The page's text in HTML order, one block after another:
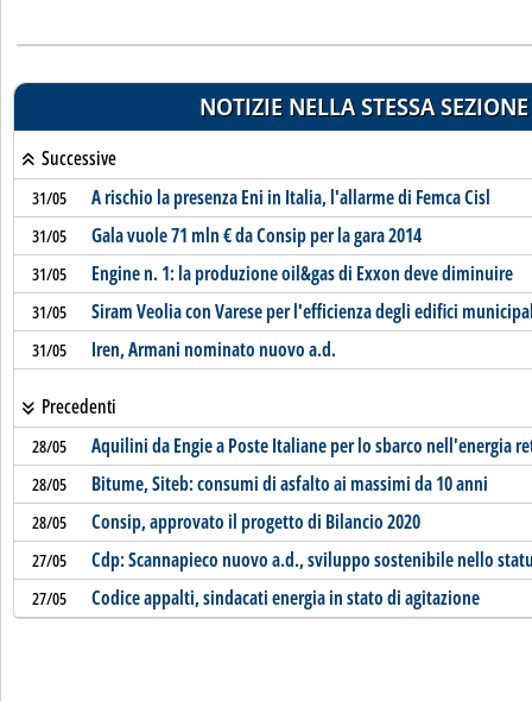
NOTIZIE NELLA STESSA SEZIONE
Successive
31/05 A rischio la presenza Eni in Italia, l'allarme di Femca Cisl
31/05 Gala vuole 71 mln € da Consip per la gara 2014
31/05 Engine n. 1: la produzione oil&gas di Exxon deve diminuire
31/05 Siram Veolia con Varese per l'efficienza degli edifici
31/05 Iren, Armani nominato nuovo a.d.
Precedenti
28/05 Aquilini da Engie a Poste Italiane per lo sbarco nell'energia
28/05 Bitume, Siteb: consumi di asfalto ai massimi da 10 anni
28/05 Consip, approvato il progetto di Bilancio 2020
27/05 Cdp: Scannapieco nuovo a.d., sviluppo sostenibile nello
27/05 Codice appalti, sindacati energia in stato di agitazione